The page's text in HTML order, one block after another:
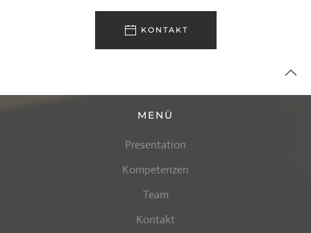
KONTAKT
MENÜ
Presentation
Kompetenzen
Team
Kontakt